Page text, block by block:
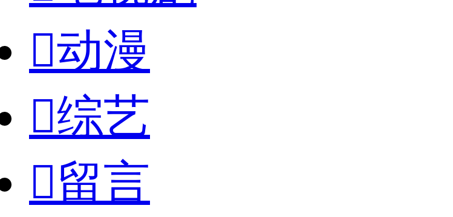
动漫
综艺
留言